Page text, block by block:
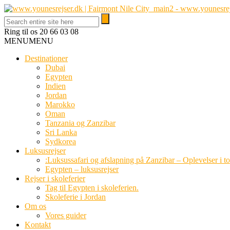
Ring til os 20 66 03 08
MENUMENU
Destinationer
Dubai
Egypten
Indien
Jordan
Marokko
Oman
Tanzania og Zanzibar
Sri Lanka
Sydkorea
Luksusrejser
:Luksussafari og afslapning på Zanzibar – Oplevelser i
Egypten – luksusrejser
Rejser i skoleferier
Tag til Egypten i skoleferien.
Skoleferie i Jordan
Om os
Vores guider
Kontakt